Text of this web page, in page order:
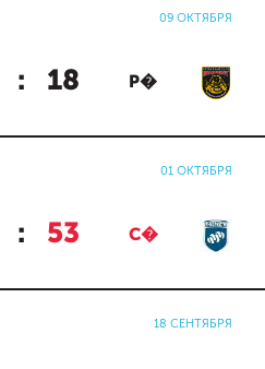
09 ОКТЯБРЯ
: 18 Р�
01 ОКТЯБРЯ
: 53 С�
18 СЕНТЯБРЯ